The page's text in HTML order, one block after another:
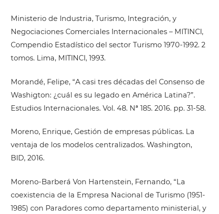
Ministerio de Industria, Turismo, Integración, y
Negociaciones Comerciales Internacionales – MITINCI,
Compendio Estadístico del sector Turismo 1970-1992. 2
tomos. Lima, MITINCI, 1993.
Morandé, Felipe, “A casi tres décadas del Consenso de
Washigton: ¿cuál es su legado en América Latina?”.
Estudios Internacionales. Vol. 48. Nª 185. 2016. pp. 31-58.
Moreno, Enrique, Gestión de empresas públicas. La
ventaja de los modelos centralizados. Washington,
BID, 2016.
Moreno-Barberá Von Hartenstein, Fernando, “La
coexistencia de la Empresa Nacional de Turismo (1951-
1985) con Paradores como departamento ministerial, y